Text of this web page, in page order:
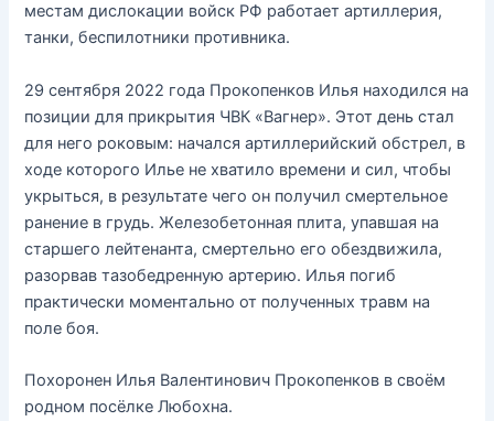
местам дислокации войск РФ работает артиллерия,
танки, беспилотники противника.
29 сентября 2022 года Прокопенков Илья находился на
позиции для прикрытия ЧВК «Вагнер». Этот день стал
для него роковым: начался артиллерийский обстрел, в
ходе которого Илье не хватило времени и сил, чтобы
укрыться, в результате чего он получил смертельное
ранение в грудь. Железобетонная плита, упавшая на
старшего лейтенанта, смертельно его обездвижила,
разорвав тазобедренную артерию. Илья погиб
практически моментально от полученных травм на
поле боя.
Похоронен Илья Валентинович Прокопенков в своём
родном посёлке Любохна.